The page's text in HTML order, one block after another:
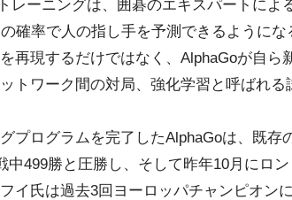
レーニングは、囲碁のエキスパートによ
確率で人の指し手を予測できるように
再現するだけではなく、AlphaGoが自
トワーク間の対局、強化学習と呼ばれる
グプログラムを完了したAlphaGoは、既
中499勝と圧勝し、そして昨年10月にロ
イ氏は過去3回ヨーロッパチャンピオン